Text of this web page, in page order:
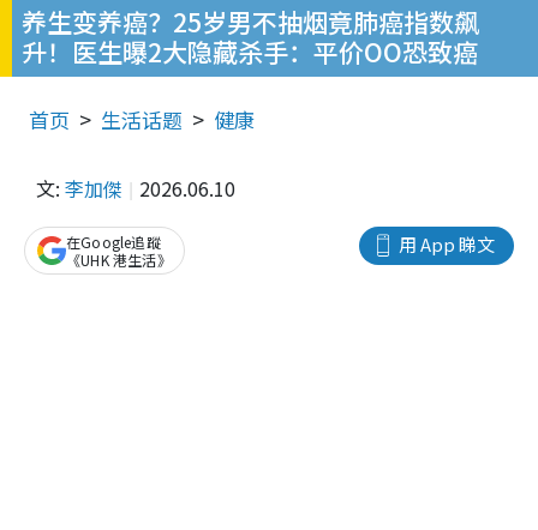
养生变养癌？25岁男不抽烟竟肺癌指数飙
升！医生曝2大隐藏杀手：平价OO恐致癌
首页 生活话题 健康
文: 李加傑 2026.06.10
用 App 睇文
在Google追蹤
《UHK 港生活》